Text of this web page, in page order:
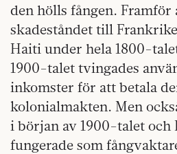
den hölls fången. Framför
skadeståndet till
Haiti under hela 1800-
1900-talet tvingades
inkomster för att betala
kolonialmakten. Men
i början av 1900-talet
fungerade som